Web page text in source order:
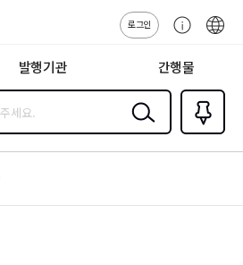
로그인
센
발행기관 간행물
검색
즐겨찾
기0